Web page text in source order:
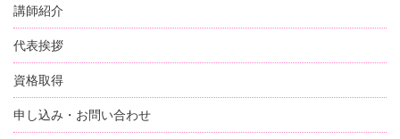
講師紹介
代表挨拶
資格取得
申し込み・お問い合わせ